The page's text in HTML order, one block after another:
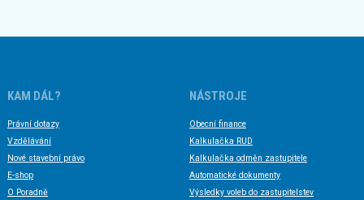
KAM DÁL?
Právní dotazy
Vzdělávání
Nové stavební právo
E-shop
O Poradně
NÁSTROJE
Obecní finance
Kalkulačka RUD
Kalkulačka odměn zastupitele
Automatické dokumenty
Výsledky voleb do zastupitelstev